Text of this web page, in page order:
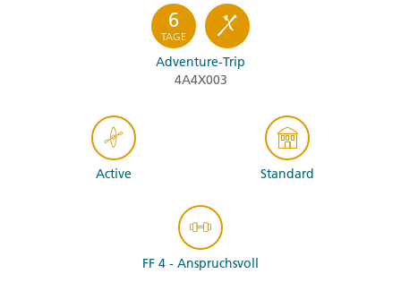
6
TAGE
Adventure-Trip
4A4X003
Active Standard
FF 4 - Anspruchsvoll